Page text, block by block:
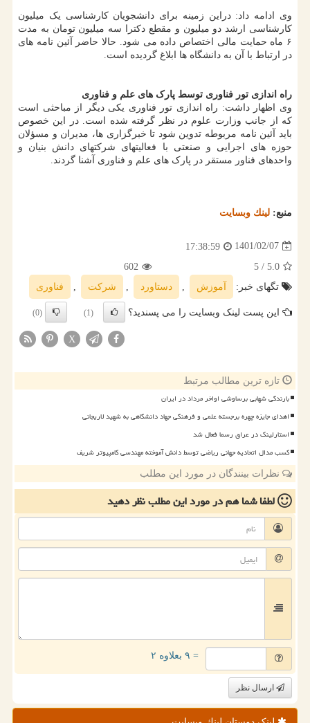
وی ادامه داد: دراین زمینه برای دانشجویان کارشناسی یک میلیون
کارشناسی ارشد دو میلیون و مقطع دکترا سه میلیون تومان به مدت
۶ ماه حمایت مالی اختصاص داده می شود. حالا حاضر آئین نامه های
در ارتباط با آن به دانشگاه ها ابلاغ گردیده است.
راه اندازی تور فناوری توسط پارک های علم و فناوری
وی اظهار داشت: راه اندازی تور فناوری یکی دیگر از مباحثی است
که از جانب وزارت علوم در نظر گرفته شده است. در این خصوص
باید آئین نامه مربوطه تدوین شود تا خبرگزاری ها، مدیران و مسؤلان
حوزه های اجرایی و صنعتی با فعالیتهای شرکتهای دانش بنیان و
واحدهای فناور مستقر در پارک های علم و فناوری آشنا گردند.
منبع: لینك وبسایت
1401/02/07
17:38:59
5.0
/ 5
602
تگهای خبر:
آموزش , دستاورد , شركت , فناوری
این پست لینک وبسایت را می پسندید؟ (1)
(0)
X
تازه ترین مطالب مرتبط
بارندگی شهابی برساوشی اواخر مرداد در ایران
اهدای جایزه چهره برجسته علمی و فرهنگی جهاد دانشگاهی به شهید لاریجانی
استارلینک در عراق رسما فعال شد
کسب مدال اتحادیه جهانی ریاضی توسط دانش آموخته مهندسی کامپیوتر شریف
نظرات بینندگان در مورد این مطلب
لطفا شما همدر مورد این مطلبنظر دهید
= ۹ بعلاوه ۲
ارسال نظر